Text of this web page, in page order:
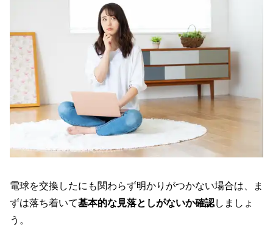
電球を交換したにも関わらず明かりがつかない場合は、ま
ずは落ち着いて基本的な見落としがないか確認しましょ
う。